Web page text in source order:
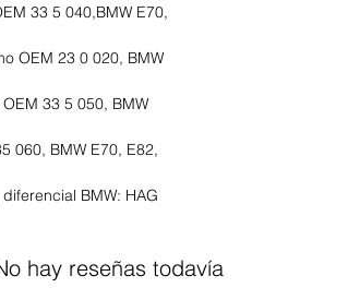
33 5 040,BMW E70,
OEM 23 0 020, BMW
33 5 050, BMW
060, BMW E70, E82,
BMW: HAG
hay reseñas todavía